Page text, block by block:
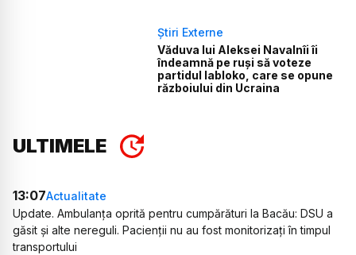
Știri Externe
Văduva lui Aleksei Navalnîi îi
îndeamnă pe ruși să voteze
partidul Iabloko, care se opune
războiului din Ucraina
ULTIMELE
13:07Actualitate
Update. Ambulanța oprită pentru cumpărături la Bacău: DSU a
găsit și alte nereguli. Pacienții nu au fost monitorizați în timpul
transportului